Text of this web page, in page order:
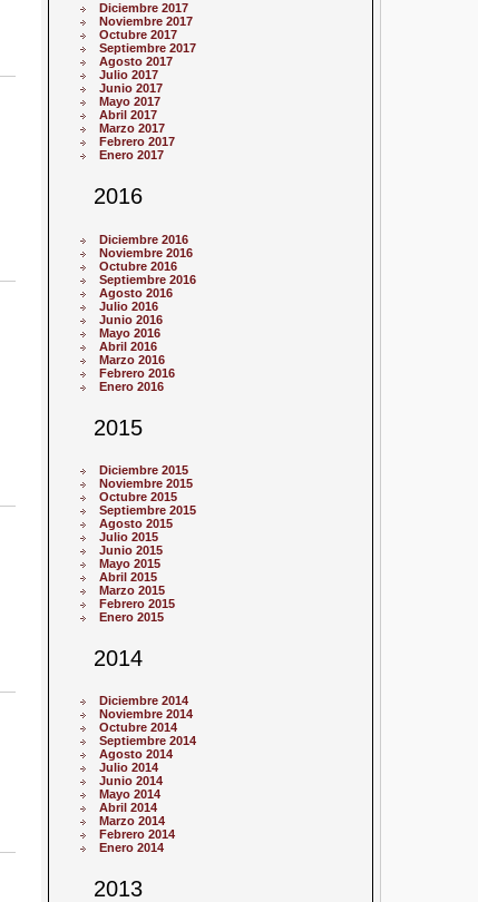
Diciembre 2017
Noviembre 2017
Octubre 2017
Septiembre 2017
Agosto 2017
Julio 2017
Junio 2017
Mayo 2017
Abril 2017
Marzo 2017
Febrero 2017
Enero 2017
2016
Diciembre 2016
Noviembre 2016
Octubre 2016
Septiembre 2016
Agosto 2016
Julio 2016
Junio 2016
Mayo 2016
Abril 2016
Marzo 2016
Febrero 2016
Enero 2016
2015
Diciembre 2015
Noviembre 2015
Octubre 2015
Septiembre 2015
Agosto 2015
Julio 2015
Junio 2015
Mayo 2015
Abril 2015
Marzo 2015
Febrero 2015
Enero 2015
2014
Diciembre 2014
Noviembre 2014
Octubre 2014
Septiembre 2014
Agosto 2014
Julio 2014
Junio 2014
Mayo 2014
Abril 2014
Marzo 2014
Febrero 2014
Enero 2014
2013